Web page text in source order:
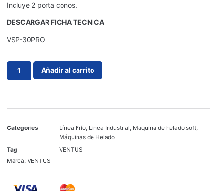
Incluye 2 porta conos.
DESCARGAR FICHA TECNICA
VSP-30PRO
Añadir al carrito
Categories Línea Frío, Linea Industrial, Maquina de helado soft,
Máquinas de Helado
Tag
VENTUS
Marca: VENTUS